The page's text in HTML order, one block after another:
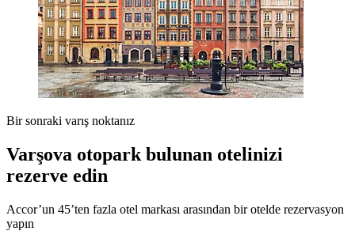
Bir sonraki varış noktanız
Varşova otopark bulunan otelinizi
rezerve edin
Accor’un 45’ten fazla otel markası arasından bir otelde rezervasyon
yapın